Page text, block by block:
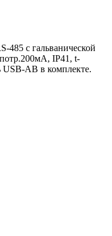
485 с гальванической
IP41, t-
USB-AB в комплекте.